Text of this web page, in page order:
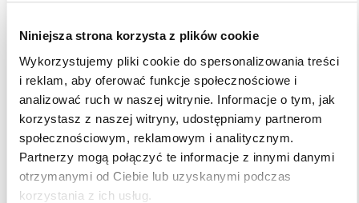
Niniejsza strona korzysta z plików cookie
Wykorzystujemy pliki cookie do spersonalizowania treści
i reklam, aby oferować funkcje społecznościowe i
analizować ruch w naszej witrynie. Informacje o tym, jak
korzystasz z naszej witryny, udostępniamy partnerom
społecznościowym, reklamowym i analitycznym.
Partnerzy mogą połączyć te informacje z innymi danymi
otrzymanymi od Ciebie lub uzyskanymi podczas
korzystania z ich usług.
➡ wyrok NSA, w którym sędziowie stwierdzili, że dochowanie
należytej staranności przez płatnika w rozumieniu przepisów o
WHT należy również rozumieć jako działanie zmierzające do jak
najlepszego wykonania obowiązków płatnika (a nie wąsko:
najlepsze wykonanie obowiązków płatnika); oznacza to
uzyskanie, na miarę możliwości organizacyjnych i prawnych
płatnika, dostępnych dla płatnika informacji pozwalających na
pobranie lub zaniechanie pobrania podatku; jednocześnie nie